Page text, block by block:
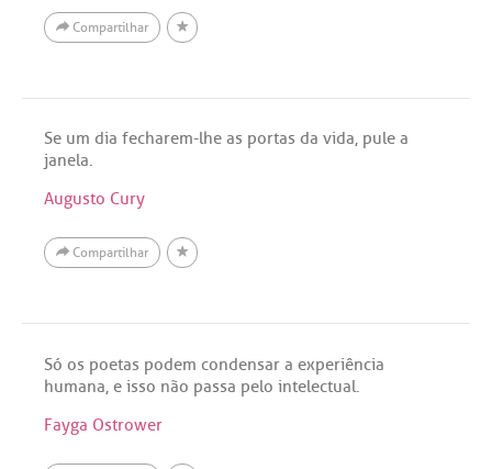
Compartilhar
Se um dia fecharem-lhe as portas da vida, pule a
janela.
Augusto Cury
Compartilhar
Só os poetas podem condensar a experiência
humana, e isso não passa pelo intelectual.
Fayga Ostrower